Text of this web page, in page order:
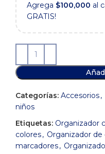
Agrega $100,000 al
GRATIS!
Categorías: Accesorios,
niños
Etiquetas: Organizador
colores, Organizador de
marcadores,